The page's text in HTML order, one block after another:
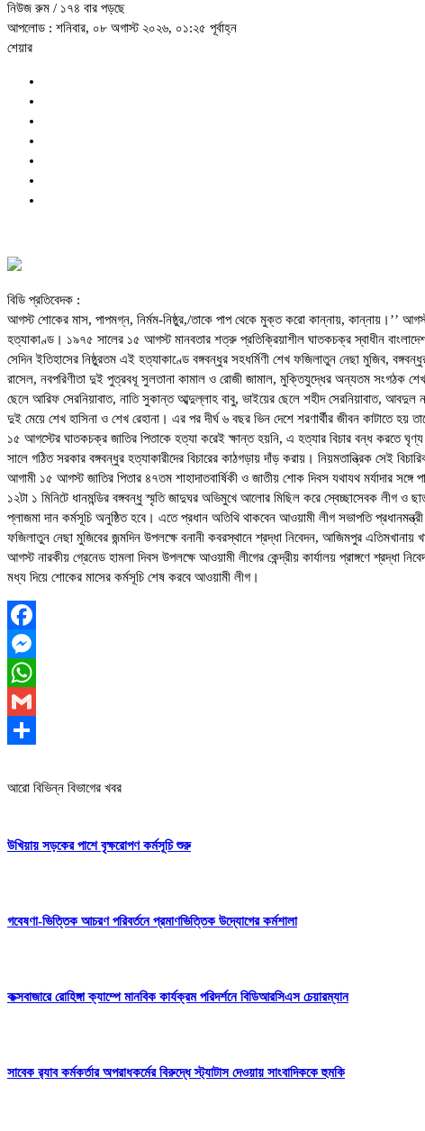
নিউজ রুম / ১৭৪ বার পড়ছে
আপলোড : শনিবার, ০৮ অগাস্ট ২০২৬, ০১:২৫ পূর্বাহ্ন
শেয়ার
বিডি প্রতিবেদক :
আগস্ট শোকের মাস, পাপমগ্ন, নির্মম-নিষ্ঠুর,/তাকে পাপ থেকে মুক্ত করো কান্নায়, কান্নায়।’’
হত্যাকাণ্ড। ১৯৭৫ সালের ১৫ আগস্ট মানবতার শত্রু প্রতিক্রিয়াশীল ঘাতকচক্র স্বাধীন
সেদিন ইতিহাসের নিষ্ঠুরতম এই হত্যাকাণ্ডে বঙ্গবন্ধুর সহধর্মিণী শেখ ফজিলাতুন নেছা মুজিব,
রাসেল, নবপরিণীতা দুই পুত্রবধূ সুলতানা কামাল ও রোজী জামাল, মুক্তিযুদ্ধের অন্যতম সংগঠক
ছেলে আরিফ সেরনিয়াবাত, নাতি সুকান্ত আব্দুল্লাহ বাবু, ভাইয়ের ছেলে শহীদ সেরনিয়াবাত, আবদুল
দুই মেয়ে শেখ হাসিনা ও শেখ রেহানা। এর পর দীর্ঘ ৬ বছর ভিন দেশে শরণার্থীর জীবন কাটাতে হয়
১৫ আগস্টের ঘাতকচক্র জাতির পিতাকে হত্যা করেই ক্ষান্ত হয়নি, এ হত্যার বিচার বন্ধ করতে ঘৃণ্য
সালে গঠিত সরকার বঙ্গবন্ধুর হত্যাকারীদের বিচারের কাঠগড়ায় দাঁড় করায়। নিয়মতান্ত্রিক সেই
আগামী ১৫ আগস্ট জাতির পিতার ৪৭তম শাহাদাতবার্ষিকী ও জাতীয় শোক দিবস যথাযথ মর্যাদার
১২টা ১ মিনিটে ধানমন্ডির বঙ্গবন্ধু স্মৃতি জাদুঘর অভিমুখে আলোর মিছিল করে স্বেচ্ছাসেবক
প্লাজমা দান কর্মসূচি অনুষ্ঠিত হবে। এতে প্রধান অতিথি থাকবেন আওয়ামী লীগ সভাপতি
ফজিলাতুন নেছা মুজিবের জন্মদিন উপলক্ষে বনানী কবরস্থানে শ্রদ্ধা নিবেদন, আজিমপুর
আগস্ট নারকীয় গ্রেনেড হামলা দিবস উপলক্ষে আওয়ামী লীগের কেন্দ্রীয় কার্যালয় প্রাঙ্গণে
মধ্য দিয়ে শোকের মাসের কর্মসূচি শেষ করবে আওয়ামী লীগ।
Facebook
Messenger
WhatsApp
Gmail
আরো বিভিন্ন বিভাগের খবর
উখিয়ায় সড়কের পাশে বৃক্ষরোপণ কর্মসূচি শুরু
গবেষণা-ভিত্তিক আচরণ পরিবর্তনে প্রমাণভিত্তিক উদ্যোগের কর্মশালা
কক্সবাজারে রোহিঙ্গা ক্যাম্পে মানবিক কার্যক্রম পরিদর্শনে বিডিআরসিএস চেয়ারম্যান
সাবেক র‍্যাব কর্মকর্তার অপরাধকর্মের বিরুদ্ধে স্ট্যাটাস দেওয়ায় সাংবাদিককে হুমকি